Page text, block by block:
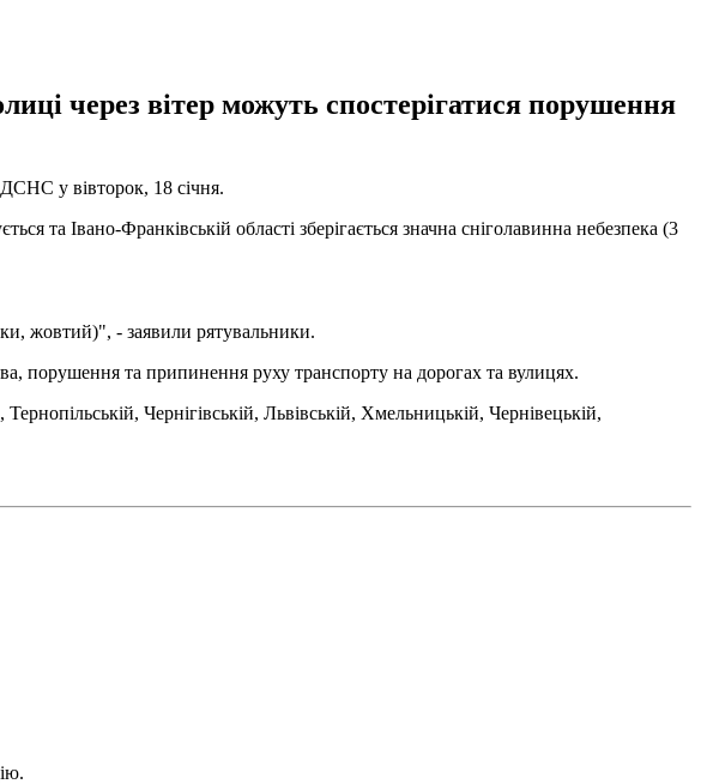
через вітер можуть спостерігатися порушення
ДСНС у вівторок, 18 січня.
та Івано-Франківській області зберігається значна сніголавинна небезпека (3
жовтий)", - заявили рятувальники.
порушення та припинення руху транспорту на дорогах та вулицях.
Чернігівській, Львівській, Хмельницькій, Чернівецькій,